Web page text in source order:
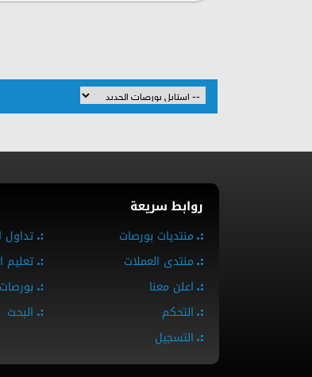
روابط سريعة
منتديات بورصات
تداول
منتدى العملات
تعليم
اعلن معنا
بورصات
التحكم
البحث
التسجيل